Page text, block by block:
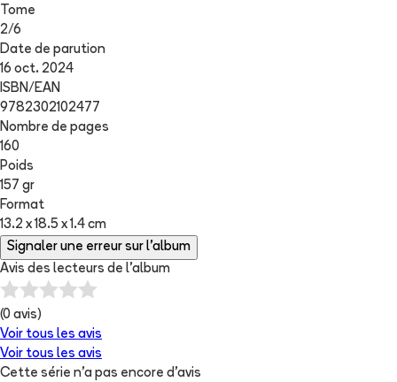
Tome
2/6
Date de parution
16 oct. 2024
ISBN/EAN
9782302102477
Nombre de pages
160
Poids
157 gr
Format
13.2 x 18.5 x 1.4 cm
Signaler une erreur sur l'album
Avis des lecteurs de l'album
(0 avis)
Voir tous les avis
Voir tous les avis
Cette série n'a pas encore d'avis